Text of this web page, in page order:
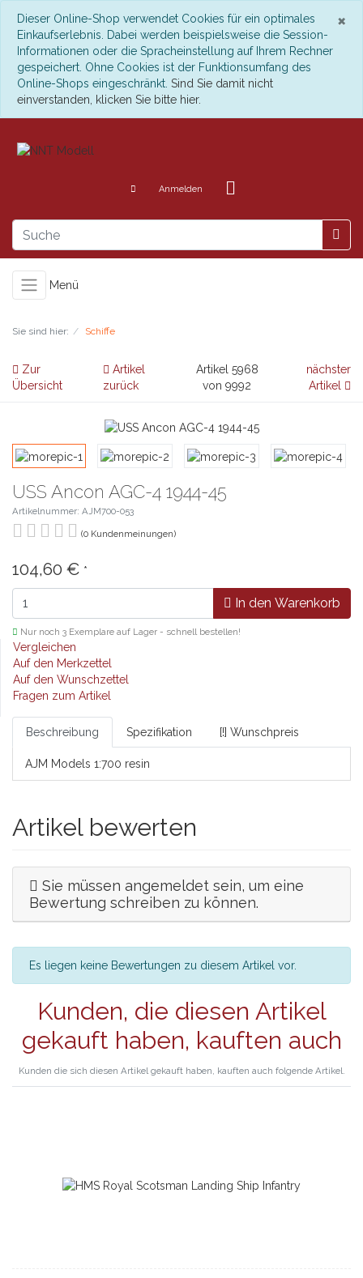
×
Dieser Online-Shop verwendet Cookies für ein optimales
Einkaufserlebnis. Dabei werden beispielsweise die Session-
Informationen oder die Spracheinstellung auf Ihrem Rechner
gespeichert. Ohne Cookies ist der Funktionsumfang des
Online-Shops eingeschränkt. Sind Sie damit nicht
einverstanden, klicken Sie bitte hier.
Anmelden
Menü
Sie sind hier: Schiffe
Zur
Übersicht
Artikel
zurück
Artikel 5968
von 9992
nächster
Artikel
USS Ancon AGC-4 1944-45
Artikelnummer: AJM700-053
(0 Kundenmeinungen)
104,60 € *
In den Warenkorb
Nur noch 3 Exemplare auf Lager - schnell bestellen!
Vergleichen
Auf den Merkzettel
Auf den Wunschzettel
Fragen zum Artikel
Beschreibung Spezifikation [!] Wunschpreis
AJM Models 1:700 resin
Artikel bewerten
Sie müssen angemeldet sein, um eine
Bewertung schreiben zu können.
Es liegen keine Bewertungen zu diesem Artikel vor.
Kunden, die diesen Artikel
gekauft haben, kauften auch
Kunden die sich diesen Artikel gekauft haben, kauften auch folgende Artikel.